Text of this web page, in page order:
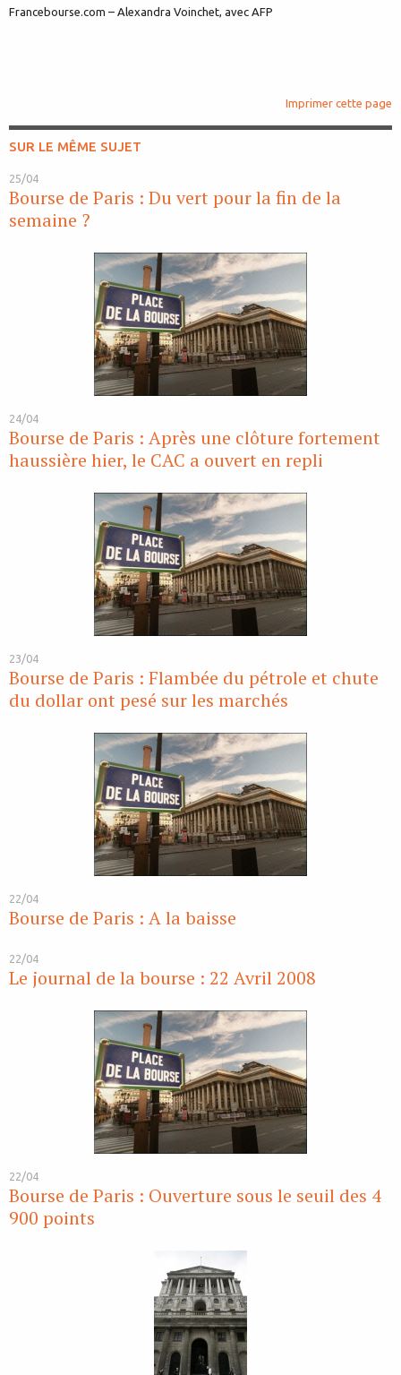
Francebourse.com – Alexandra Voinchet, avec AFP
Imprimer cette page
SUR LE MÊME SUJET
25/04
Bourse de Paris : Du vert pour la fin de la
semaine ?
24/04
Bourse de Paris : Après une clôture fortement
haussière hier, le CAC a ouvert en repli
23/04
Bourse de Paris : Flambée du pétrole et chute
du dollar ont pesé sur les marchés
22/04
Bourse de Paris : A la baisse
22/04
Le journal de la bourse : 22 Avril 2008
22/04
Bourse de Paris : Ouverture sous le seuil des 4
900 points